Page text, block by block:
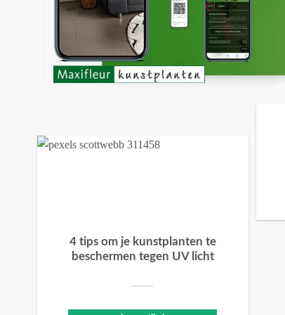
4 tips om je kunstplanten te
beschermen tegen UV licht